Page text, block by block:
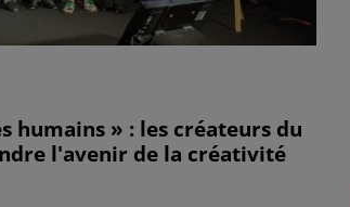
humains » : les créateurs du
l'avenir de la créativité